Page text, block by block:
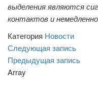
выделения являются
контактов и
Категория Новости
Навигация
по
записям
Следующая запись
запись
Предыдущая запись
Array